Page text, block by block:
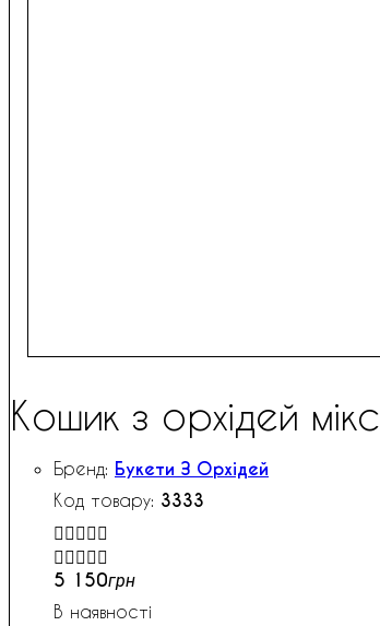
Кошик з орхідей мікс
Букети З Орхідей
3333


5 150грн
В наявності